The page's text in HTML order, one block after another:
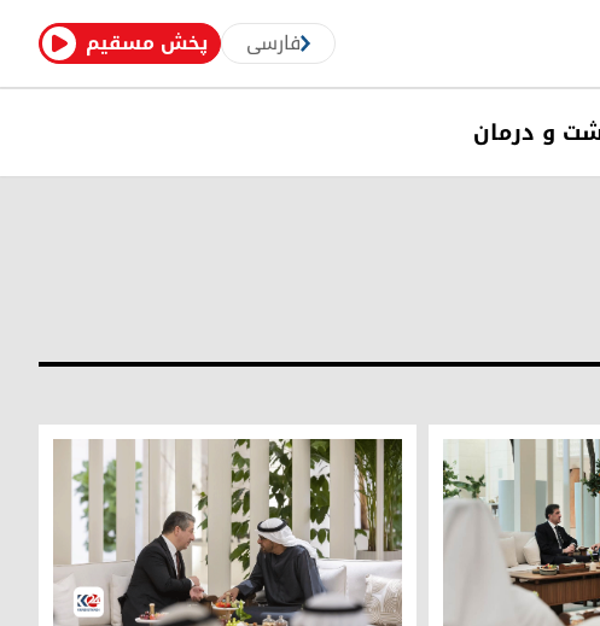
پخش مسقیم فارسی
و درمان